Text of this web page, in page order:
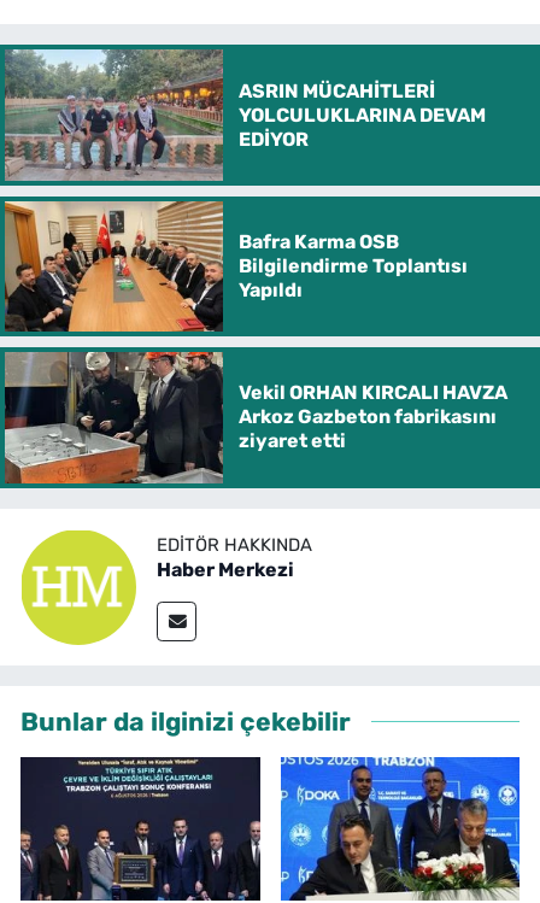
ASRIN MÜCAHİTLERİ
YOLCULUKLARINA DEVAM
EDİYOR
Bafra Karma OSB
Bilgilendirme Toplantısı
Yapıldı
Vekil ORHAN KIRCALI HAVZA
Arkoz Gazbeton fabrikasını
ziyaret etti
EDITÖR HAKKINDA
Haber Merkezi
Bunlar da ilginizi çekebilir